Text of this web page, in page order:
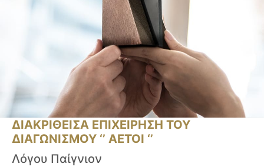
ΔΙΑΚΡΙΘΕΙΣΑ ΕΠΙΧΕΙΡΗΣΗ ΤΟΥ
ΔΙΑΓΩΝΙΣΜΟΥ ‘’ ΑΕΤΟΙ ‘’
Λόγου Παίγνιον